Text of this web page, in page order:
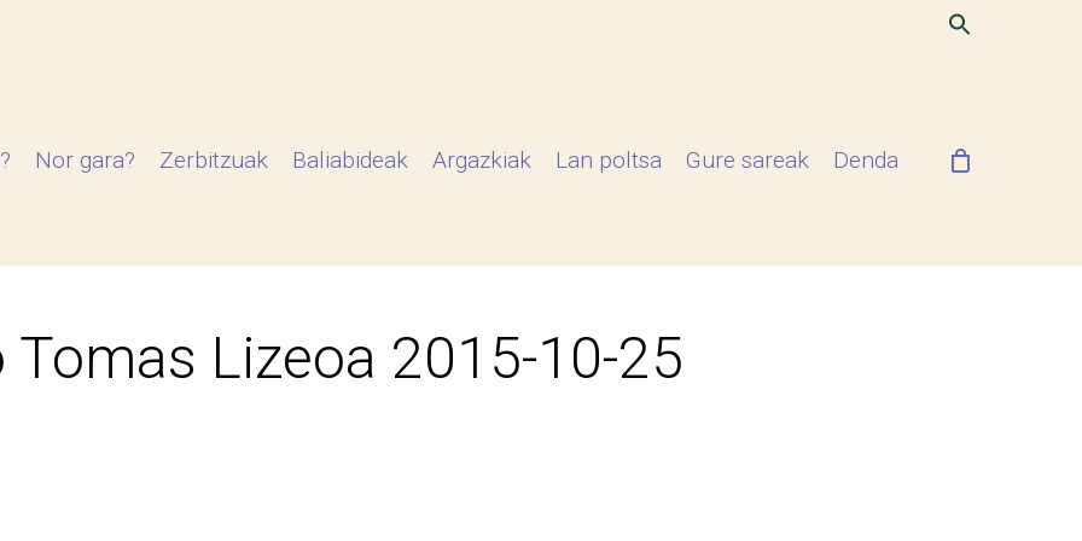
Nor gara? Zerbitzuak Baliabideak Argazkiak Lan poltsa Gure sareak Denda
Tomas Lizeoa 2015-10-25